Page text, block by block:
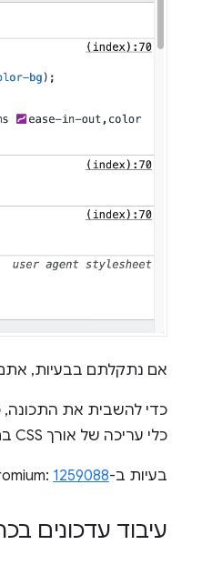
אם נתקלתם בבעיות, אתם
כדי להשבית את
כלי עריכה של אורך CSS בחלונית Styles) ב
בעיות ב-Chromium:1259088
עיבוד עדכונים